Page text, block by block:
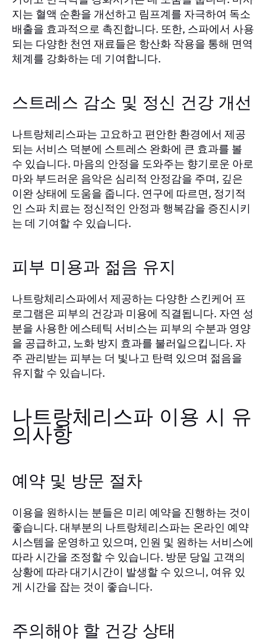
지는 혈액 순환을 개선하고 림프계를 자극하여 독소
배출을 효과적으로 촉진합니다. 또한, 스파에서 사용
되는 다양한 천연 재료들은 항산화 작용을 통해 면역
체계를 강화하는 데 기여합니다.
스트레스 감소 및 정신 건강 개선
나트랑체리스파는 고요하고 편안한 환경에서 제공
되는 서비스 덕분에 스트레스 완화에 큰 효과를 볼
수 있습니다. 마음의 안정을 도와주는 향기로운 아로
마와 부드러운 음악은 심리적 안정감을 주며, 깊은
이완 상태에 도움을 줍니다. 연구에 따르면, 정기적
인 스파 치료는 정신적인 안정과 행복감을 증진시키
는 데 기여할 수 있습니다.
피부 미용과 젊음 유지
나트랑체리스파에서 제공하는 다양한 스킨케어 프
로그램은 피부의 건강과 미용에 직결됩니다. 자연 성
분을 사용한 에스테틱 서비스는 피부의 수분과 영양
을 공급하고, 노화 방지 효과를 불러일으킵니다. 자
주 관리받는 피부는 더 빛나고 탄력 있으며 젊음을
유지할 수 있습니다.
나트랑체리스파 이용 시 유
의사항
예약 및 방문 절차
이용을 원하시는 분들은 미리 예약을 진행하는 것이
좋습니다. 대부분의 나트랑체리스파는 온라인 예약
시스템을 운영하고 있으며, 인원 및 원하는 서비스에
따라 시간을 조정할 수 있습니다. 방문 당일 고객의
상황에 따라 대기시간이 발생할 수 있으니, 여유 있
게 시간을 잡는 것이 좋습니다.
주의해야 할 건강 상태